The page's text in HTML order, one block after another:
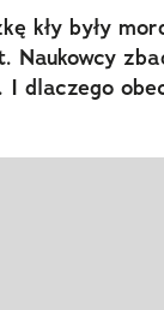
kły były
Naukowcy
dlaczego